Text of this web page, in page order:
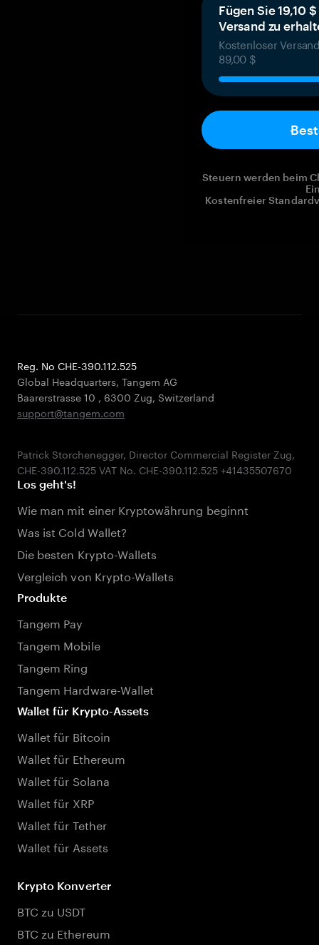
Fügen Sie 19,10
Versand zu
Kostenloser
89,00 $
Steuern werden beim
Kostenfreier
Reg. No CHE-390.112.525
Global Headquarters, Tangem AG
Baarerstrasse 10 , 6300 Zug, Switzerland
support@tangem.com
Patrick Storchenegger, Director Commercial Register Zug,
Los geht's!
Wie man mit einer Kryptowährung beginnt
Was ist Cold Wallet?
Die besten Krypto-Wallets
Vergleich von Krypto-Wallets
Produkte
Tangem Pay
Tangem Mobile
Tangem Ring
Tangem Hardware-Wallet
Wallet für Krypto-Assets
Wallet für Bitcoin
Wallet für Ethereum
Wallet für Solana
Wallet für XRP
Wallet für Tether
Wallet für Assets
Krypto Konverter
BTC zu USDT
BTC zu Ethereum